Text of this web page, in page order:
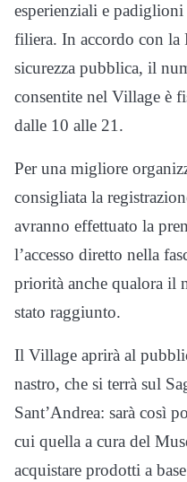
esperienziali e
filiera. In accordo con la
sicurezza pubblica, il
consentite nel Village è
dalle 10 alle 21.
Per una migliore
consigliata la
avranno effettuato la
l’accesso diretto nella
priorità anche qualora il
stato raggiunto.
Il Village aprirà al
nastro, che si terrà sul
Sant’Andrea: sarà così
cui quella a cura del
acquistare prodotti a